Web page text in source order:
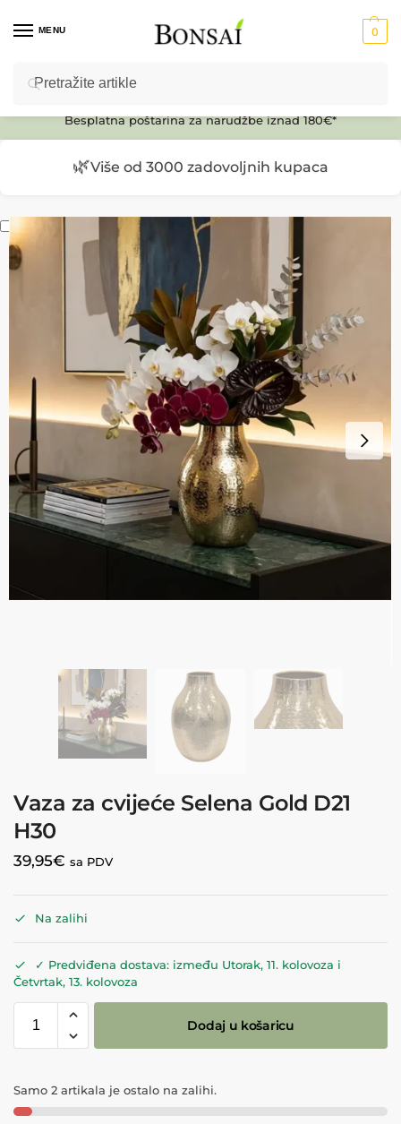
MENU 0
Ulaz u E-SHOP
Besplatna poštarina za narudžbe iznad 180€*
🌿Više od 3000 zadovoljnih kupaca
Vaza za cvijeće Selena Gold D21
H30
39,95€ sa PDV
Na zalihi
✓ Predviđena dostava: između Utorak, 11. kolovoza i
Četvrtak, 13. kolovoza
Dodaj u košaricu
Samo 2 artikala je ostalo na zalihi.